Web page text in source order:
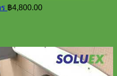
฿4,800.00